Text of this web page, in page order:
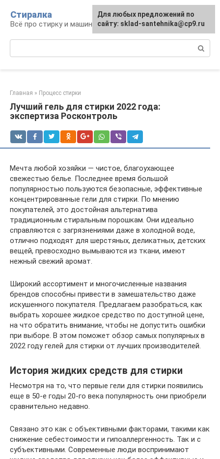
контенту
Стиралка
Всё про стирку и машинки
Главная » Процесс стирки
Лучший гель для стирки 2022 года:
экспертиза Росконтроль
Мечта любой хозяйки — чистое, благоухающее
свежестью белье. Последнее время большой
популярностью пользуются безопасные, эффективные
концентрированные гели для стирки. По мнению
покупателей, это достойная альтернатива
традиционным стиральным порошкам. Они идеально
справляются с загрязнениями даже в холодной воде,
отлично подходят для шерстяных, деликатных, детских
вещей, превосходно вымываются из ткани, имеют
нежный свежий аромат.
Широкий ассортимент и многочисленные названия
брендов способны привести в замешательство даже
искушенного покупателя. Предлагаем разобраться, как
выбрать хорошее жидкое средство по доступной цене,
на что обратить внимание, чтобы не допустить ошибки
при выборе. В этом поможет обзор самых популярных в
2022 году гелей для стирки от лучших производителей.
История жидких средств для стирки
Несмотря на то, что первые гели для стирки появились
еще в 50-е годы 20-го века популярность они приобрели
сравнительно недавно.
Связано это как с объективными факторами, такими как
снижение себестоимости и гипоаллергенность. Так и с
субъективными. Современные люди воспринимают
Для любых предложений по
сайту: sklad-santehnika@cp9.ru